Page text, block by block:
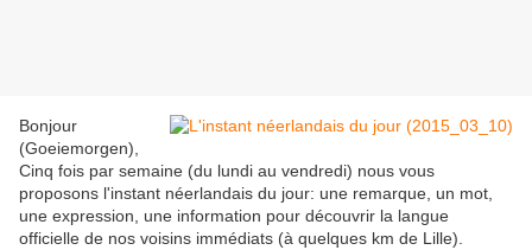
Bonjour
(Goeiemorgen),
Cinq fois par semaine (du lundi au vendredi) nous vous
proposons l'instant néerlandais du jour: une remarque, un mot,
une expression, une information pour découvrir la langue
officielle de nos voisins immédiats (à quelques km de Lille).